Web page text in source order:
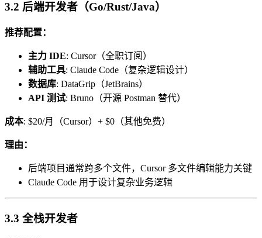
3.2 后端开发者（Go/Rust/Java）
推荐配置：
主力 IDE: Cursor（全职订阅）
辅助工具: Claude Code（复杂逻辑设计）
数据库: DataGrip（JetBrains）
API 测试: Bruno（开源 Postman 替代）
成本: $20/月（Cursor）+ $0（其他免费）
理由：
后端项目通常跨多个文件，Cursor 多文件编辑能力关键
Claude Code 用于设计复杂业务逻辑
3.3 全栈开发者